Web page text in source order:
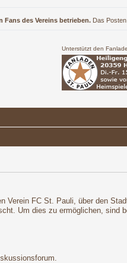
Fans des Vereins betrieben. Das
Unterstützt den
Verein FC St. Pauli, über den
Um dies zu ermöglichen, sind